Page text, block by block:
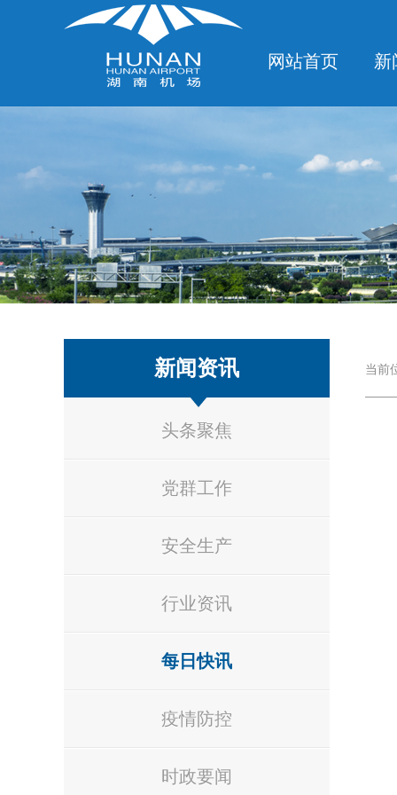
网站首页 新
新闻资讯
头条聚焦
党群工作
安全生产
行业资讯
每日快讯
疫情防控
时政要闻
当前